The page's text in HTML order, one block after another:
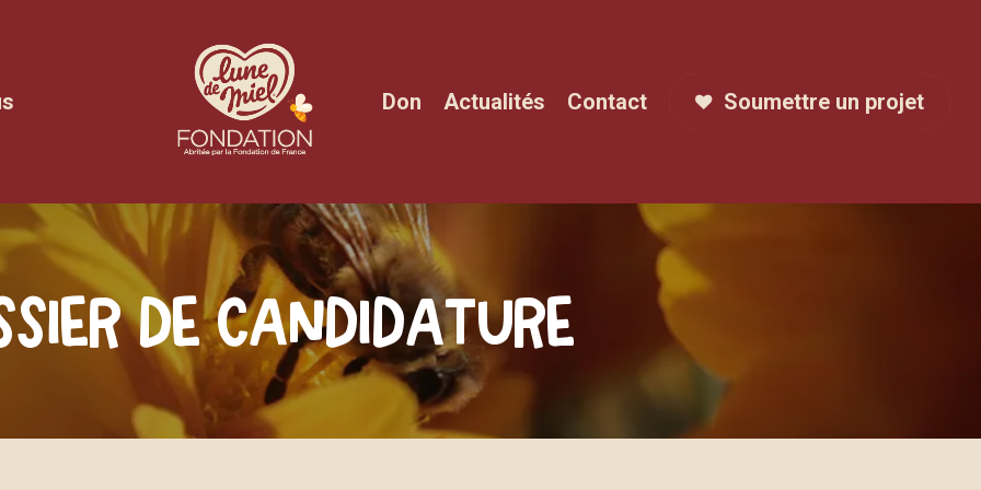
Don Actualités Contact Soumettre un projet
sierdecandidature